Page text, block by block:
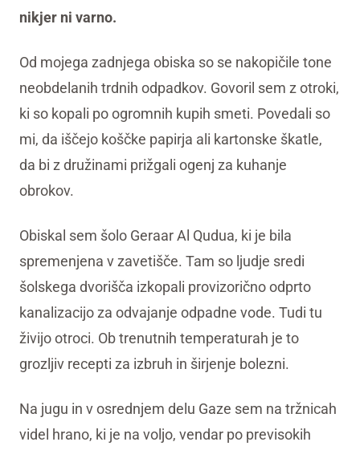
nikjer ni varno.
Od mojega zadnjega obiska so se nakopičile tone
neobdelanih trdnih odpadkov. Govoril sem z otroki,
ki so kopali po ogromnih kupih smeti. Povedali so
mi, da iščejo koščke papirja ali kartonske škatle,
da bi z družinami prižgali ogenj za kuhanje
obrokov.
Obiskal sem šolo Geraar Al Qudua, ki je bila
spremenjena v zavetišče. Tam so ljudje sredi
šolskega dvorišča izkopali provizorično odprto
kanalizacijo za odvajanje odpadne vode. Tudi tu
živijo otroci. Ob trenutnih temperaturah je to
grozljiv recepti za izbruh in širjenje bolezni.
Na jugu in v osrednjem delu Gaze sem na tržnicah
videl hrano, ki je na voljo, vendar po previsokih